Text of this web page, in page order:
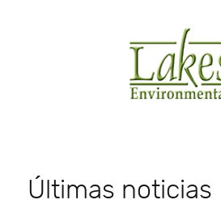
Últimas noticias